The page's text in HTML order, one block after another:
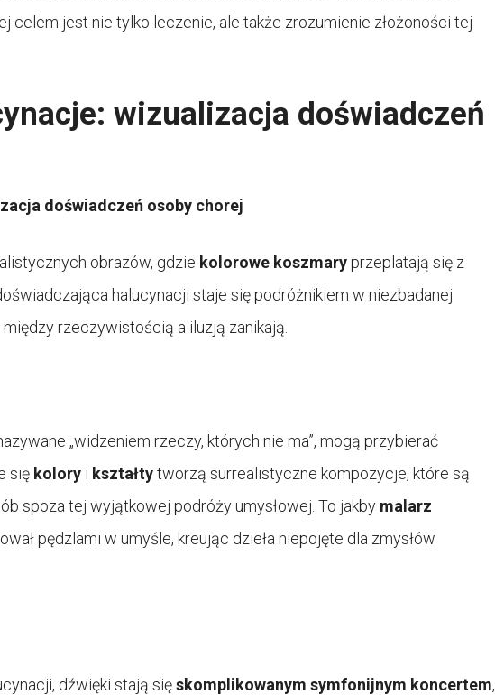
celem jest nie tylko leczenie, ale także zrozumienie złożoności tej
wizualizacja doświadczeń
doświadczeń osoby chorej
obrazów, gdzie kolorowe koszmaryprzeplatają się z
halucynacji staje się podróżnikiem w niezbadanej
rzeczywistością a iluzją zanikają.
„widzeniem rzeczy, których nie ma”, mogą przybierać
się kolory i kształtytworzą surrealistyczne kompozycje, które są
spoza tej wyjątkowej podróży umysłowej. To jakby malarz
pędzlami w umyśle, kreując dzieła niepojęte dla zmysłów
dźwięki stają sięskomplikowanym symfonijnym koncertem,